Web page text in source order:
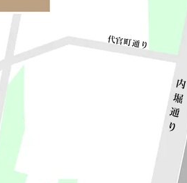
​代官町通り
​内
堀
通
り